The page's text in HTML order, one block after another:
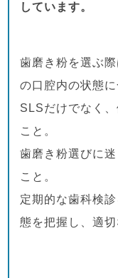
しています。
歯磨き粉を選ぶ
の口腔内の状態
SLSだけでなく
こと。
歯磨き粉選びに
こと。
定期的な歯科検
態を把握し、適